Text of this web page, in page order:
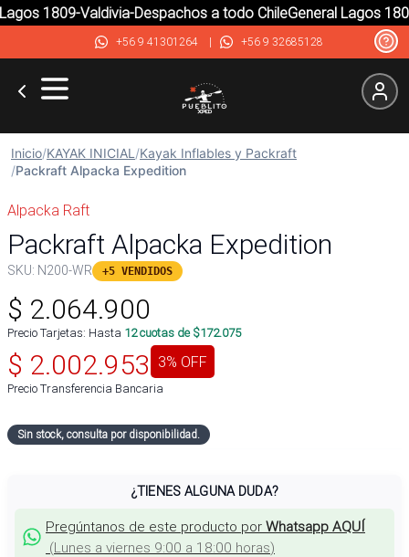
1809-Valdivia-Despachos a todo ChileGeneral Lagos
+56 9 41301264| +56 9 32685128
Inicio/KAYAK INICIAL /Kayak Inflables y Packraft
/Packraft Alpacka Expedition
Alpacka Raft
Packraft Alpacka Expedition
SKU: N200-WR +5 VENDIDOS
$ 2.064.900
Precio Tarjetas: Hasta 12cuotas de $172.075
$ 2.002.953 3% OFF
Precio Transferencia Bancaria
Sin stock, consulta por disponibilidad.
¿TIENES ALGUNA DUDA?
Pregúntanos de este producto por Whatsapp AQUÍ
(Lunes a viernes 9:00 a 18:00 horas)